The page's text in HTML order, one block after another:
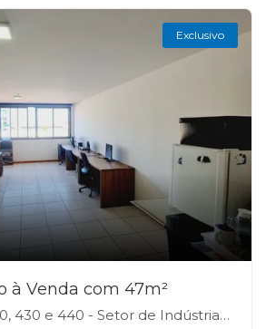
Exclusivo
à Venda com 47m²
440 - Setor de Indústrias Gráficas, Brasília-DF